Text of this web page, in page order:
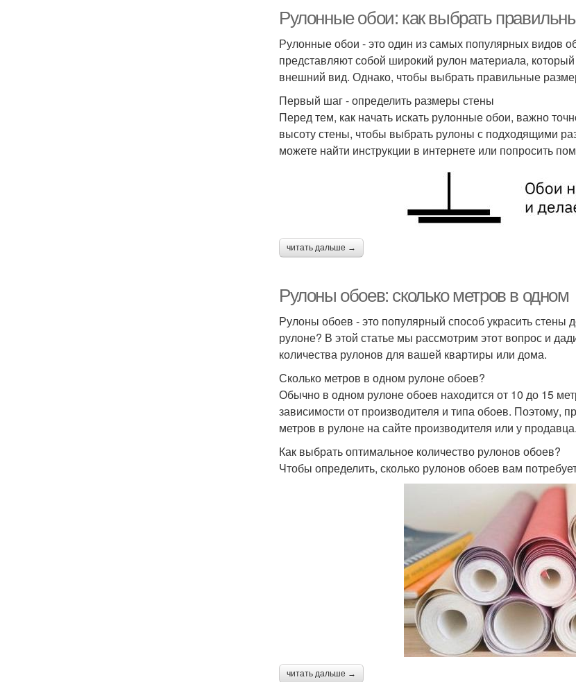
Рулонные обои: как выбрать
Рулонные обои - это один из самых популярных видов
представляют собой широкий рулон материала,
внешний вид. Однако, чтобы выбрать правильные
Первый шаг - определить размеры стены
Перед тем, как начать искать рулонные обои, важно
высоту стены, чтобы выбрать рулоны с подходящими
можете найти инструкции в интернете или попросить
читать дальше →
Рулоны обоев: сколько метров в одном
Рулоны обоев - это популярный способ украсить стены
рулоне? В этой статье мы рассмотрим этот вопрос и
количества рулонов для вашей квартиры или дома.
Сколько метров в одном рулоне обоев?
Обычно в одном рулоне обоев находится от 10 до 15
зависимости от производителя и типа обоев. Поэтому,
метров в рулоне на сайте производителя или у продавца.
Как выбрать оптимальное количество рулонов обоев?
Чтобы определить, сколько рулонов обоев вам
читать дальше →